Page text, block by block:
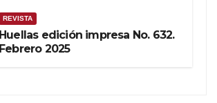
REVISTA
Huellas edición impresa No. 632.
Febrero 2025